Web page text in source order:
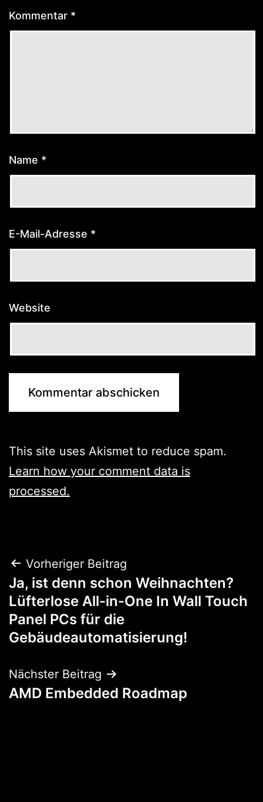
Kommentar *
Name *
E-Mail-Adresse *
Website
This site uses Akismet to reduce spam.
Learn how your comment data is
processed.
Beitragsnavigation
Vorheriger Beitrag
Ja, ist denn schon Weihnachten?
Lüfterlose All-in-One In Wall Touch
Panel PCs für die
Gebäudeautomatisierung!
Nächster Beitrag
AMD Embedded Roadmap